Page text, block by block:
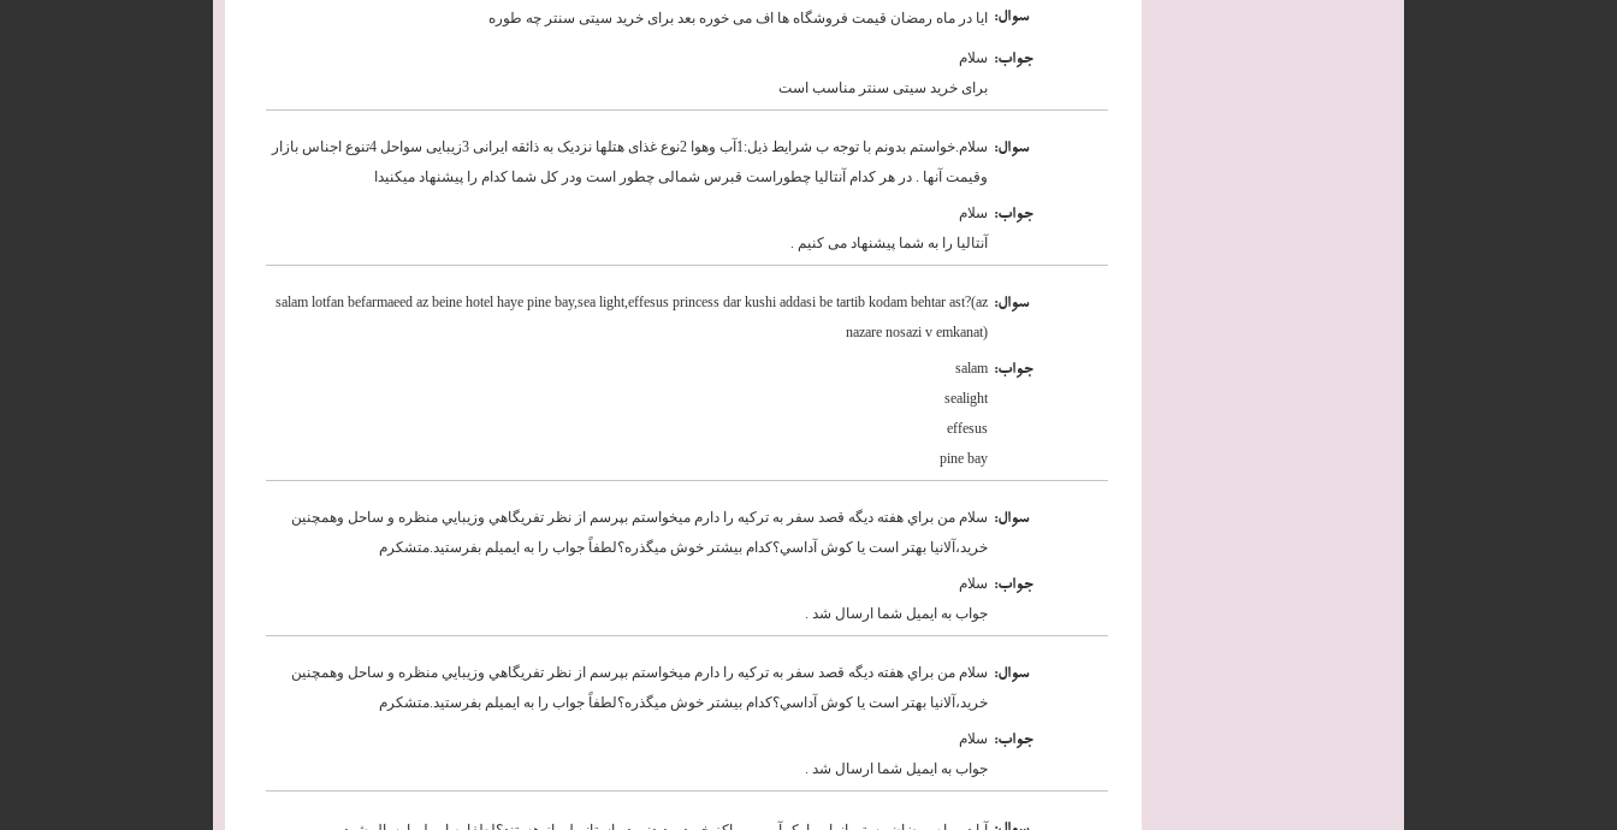
ایا در ماه رمضان قیمت فروشگاه ها اف می خوره بعد برای خرید سیتی سنتر چه طوره :سوال
سلام
برای خرید سیتی سنتر مناسب است
:جواب
سلام.خواستم بدونم با توجه ب شرایط ذیل:1آب وهوا 2نوع غذای هتلها نزدیک به ذائقه ایرانی 3زیبایی سواحل 4تنوع اجناس بازار
وقیمت آنها . در هر کدام آنتالیا چطوراست قبرس شمالی چطور است ودر کل شما کدام را پیشنهاد میکنیدا
:سوال
سلام
آنتالیا را به شما پیشنهاد می کنیم .
:جواب
salam lotfan befarmaeed az beine hotel haye pine bay,sea light,effesus princess dar kushi addasi be tartib kodam behtar ast?(az
nazare nosazi v emkanat)
:سوال
salam
sealight
effesus
pine bay
:جواب
سلام من براي هفته ديگه قصد سفر به تركيه را دارم ميخواستم بپرسم از نظر تفريگاهي وزيبايي منظره و ساحل وهمچنين
خريد،آلانيا بهتر است يا كوش آداسي؟كدام بيشتر خوش ميگذره؟لطفاً جواب را به ايميلم بفرستيد.متشكرم
:سوال
سلام
جواب به ایمیل شما ارسال شد .
:جواب
سلام من براي هفته ديگه قصد سفر به تركيه را دارم ميخواستم بپرسم از نظر تفريگاهي وزيبايي منظره و ساحل وهمچنين
خريد،آلانيا بهتر است يا كوش آداسي؟كدام بيشتر خوش ميگذره؟لطفاً جواب را به ايميلم بفرستيد.متشكرم
:سوال
سلام
جواب به ایمیل شما ارسال شد .
:جواب